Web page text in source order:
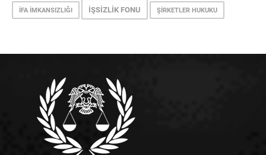
İFA İMKANSIZLIĞI İŞSIZLIK FONU ŞIRKETLER HUKUKU